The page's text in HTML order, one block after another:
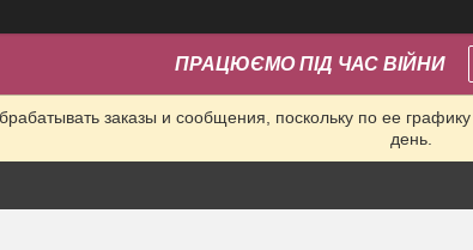
ПРАЦЮЄМО ПІД ЧАС ВІЙНИ
заказы и сообщения, поскольку по ее
день.